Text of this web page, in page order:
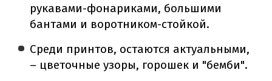
рукавами-фонариками, большими
бантами и воротником-стойкой.
Среди принтов, остаются актуальными,
– цветочные узоры, горошек и "бемби".